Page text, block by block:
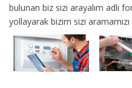
bulunan biz sizi arayalım adlı
yollayarak bizim sizi